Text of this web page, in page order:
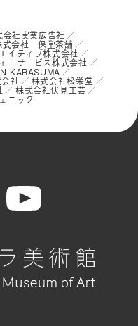
会社実業広告社
式会社一保堂茶舗
イティブ株式会社
ーサービス株式会社
KARASUMA
社 株式会社松栄堂
株式会社伏見工芸
ニック